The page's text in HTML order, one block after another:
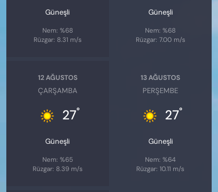
Güneşli
Nem: %68
Rüzgar: 8.31 m/s
Güneşli
Nem: %68
Rüzgar: 7.00 m/s
12 AĞUSTOS
ÇARŞAMBA
27°
Güneşli
Nem: %65
Rüzgar: 8.39 m/s
13 AĞUSTOS
PERŞEMBE
27°
Güneşli
Nem: %64
Rüzgar: 10.11 m/s